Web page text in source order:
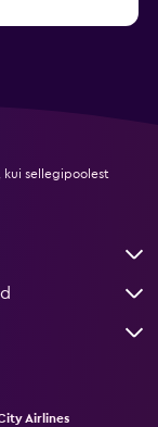
kui sellegipoolest
Airlines